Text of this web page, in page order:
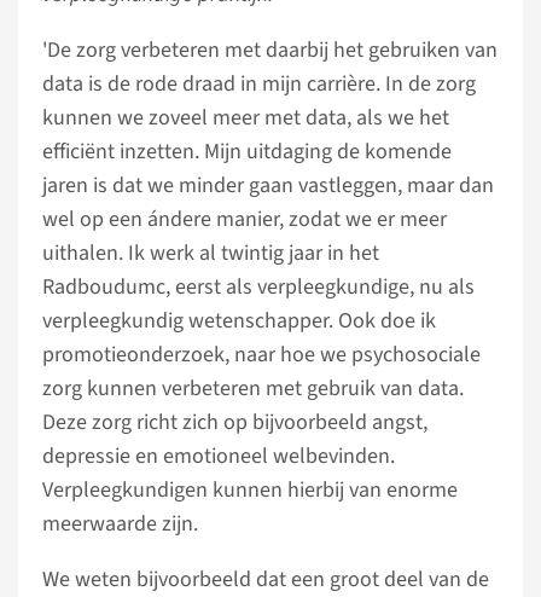
'De zorg verbeteren met daarbij het gebruiken van
data is de rode draad in mijn carrière. In de zorg
kunnen we zoveel meer met data, als we het
efficiënt inzetten. Mijn uitdaging de komende
jaren is dat we minder gaan vastleggen, maar dan
wel op een ándere manier, zodat we er meer
uithalen. Ik werk al twintig jaar in het
Radboudumc, eerst als verpleegkundige, nu als
verpleegkundig wetenschapper. Ook doe ik
promotieonderzoek, naar hoe we psychosociale
zorg kunnen verbeteren met gebruik van data.
Deze zorg richt zich op bijvoorbeeld angst,
depressie en emotioneel welbevinden.
Verpleegkundigen kunnen hierbij van enorme
meerwaarde zijn.
We weten bijvoorbeeld dat een groot deel van de